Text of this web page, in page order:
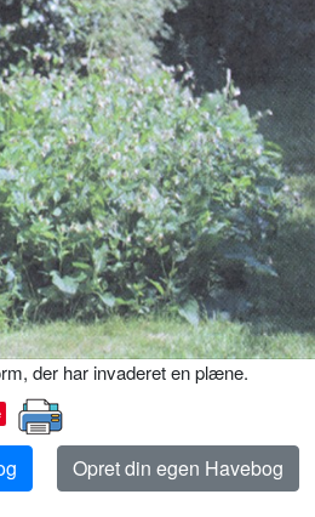
der har invaderet en plæne.
Opret din egen Havebog